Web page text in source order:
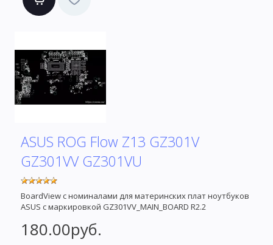
ASUS ROG Flow Z13 GZ301V
GZ301VV GZ301VU
BoardView с номиналами для материнских плат ноутбуков
ASUS с маркировкой GZ301VV_MAIN_BOARD R2.2
180.00руб.